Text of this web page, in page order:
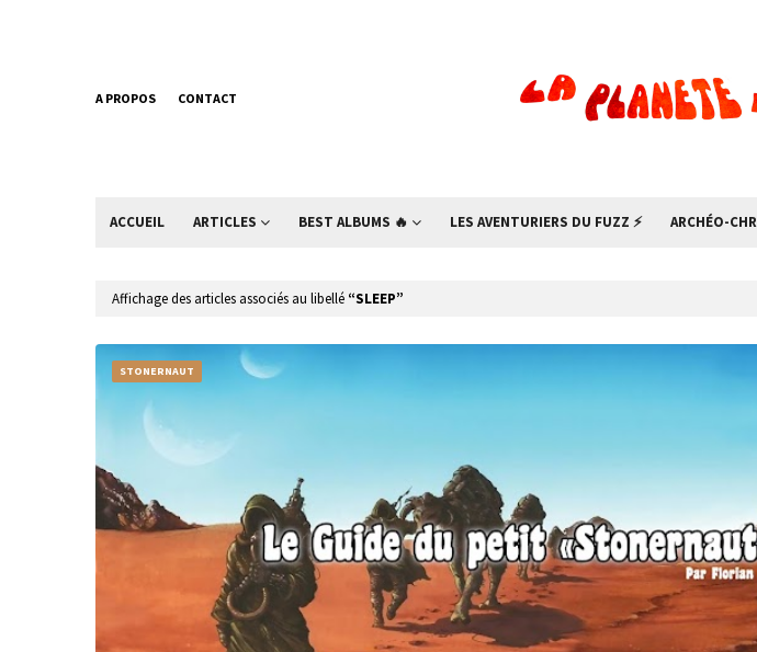
A PROPOS CONTACT
ACCUEIL ARTICLES BEST ALBUMS 🔥 LES AVENTURIERS DU FUZZ ⚡ ARCHÉO-
Affichage des articles associés au libellé SLEEP
STONERNAUT